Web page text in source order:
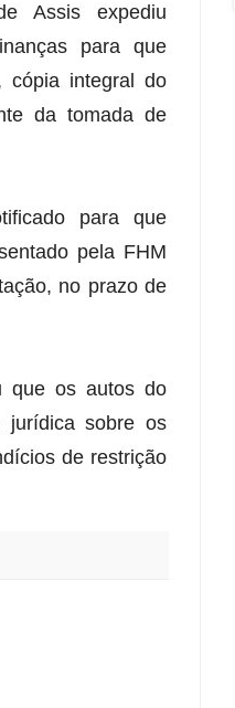
Assis expediu
para que
cópia integral do
da tomada de
para que
pela FHM
no prazo de
que os autos do
jurídica sobre os
de restrição